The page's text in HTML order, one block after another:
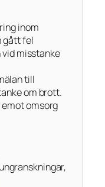
inom
gått fel
misstanke
till
om brott.
omsorg